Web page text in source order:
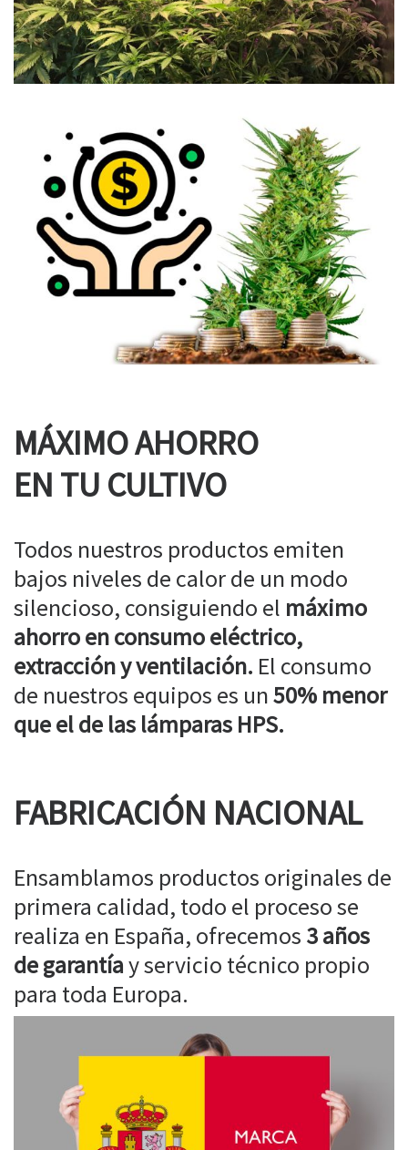
MÁXIMO AHORRO
EN TU CULTIVO
Todos nuestros productos emiten
bajos niveles de calor de un modo
silencioso, consiguiendo el máximo
ahorro en consumo eléctrico,
extracción y ventilación. El consumo
de nuestros equipos es un50% menor
que el de las lámparas HPS.
FABRICACIÓN NACIONAL
Ensamblamos productos originales de
primera calidad, todo el proceso se
realiza en España, ofrecemos 3 años
de garantíay servicio técnico propio
para toda Europa.